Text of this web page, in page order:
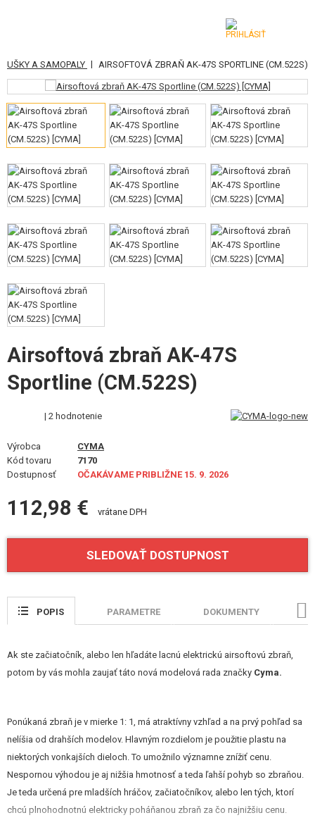
KATEGÓRIE
AIRSOFTOVÉ ZBRANE
VZDUCHOVÉ ZBRANE, PRAKY
GRANÁTOMETY, GRANÁTY
GULIČKY, PLYN
AKUMULÁTORY, NABÍJAČKY
ZÁSOBNÍKY, PLNIČKY
OKULIARE, MASKY
VÝSTROJ, UNIFORMY, PÚZDRA
MASKOVANIE, FARBY, PÁSKY
VYSIELAČKY, HEADSETY, KAMERY
DOPLNKY K ZBRANIAM, POPRUHY
NÁHRADNÉ DIELY ZBRANÍ, UPGRADE
SERVIS A ÚDRŽBA ZBRANÍ
SEBAOBRANA, VÝCVIK, NOŽE
OUTDOOR A BUSHCRAFT
JEDLO
REKLAMNÉ PREDMETY
NOVÝ TOVAR
ZĽAVY, AKCIE
KONTAKT
A SAMOPALY | AIRSOFTOVÁ ZBRAŇ AK-47S SPORTLINE (CM.522S)
Airsoftová zbraň AK-47S
Sportline (CM.522S)
| 2 hodnotenie
Výrobca
CYMA
Kód tovaru
7170
Dostupnosť
OČAKÁVAME PRIBLIŽNE 15. 9. 2026
112,98 € vrátane DPH
SLEDOVAŤ DOSTUPNOST
POPIS PARAMETRE DOKUMENTY
Ak ste začiatočník, alebo len hľadáte lacnú elektrickú airsoftovú zbraň,
potom by vás mohla zaujať táto nová modelová rada značky Cyma.
Ponúkaná zbraň je v mierke 1: 1, má atraktívny vzhľad a na prvý pohľad sa
nelíšia od drahších modelov. Hlavným rozdielom je použitie plastu na
niektorých vonkajších dieloch. To umožnilo významne znížiť cenu.
Nespornou výhodou je aj nižšia hmotnosť a teda ľahší pohyb so zbraňou.
Je teda určená pre mladších hráčov, začiatočníkov, alebo len tých, ktorí
chcú plnohodnotnú elektricky poháňanou zbraň za čo najnižšiu cenu.